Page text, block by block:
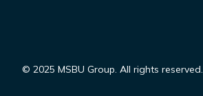
© 2025 MSBU Group. All rights reserved.